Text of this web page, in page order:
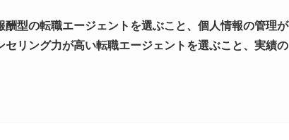
型の転職エージェントを選ぶこと、個人情報の管理が
リング力が高い転職エージェントを選ぶこと、実績の